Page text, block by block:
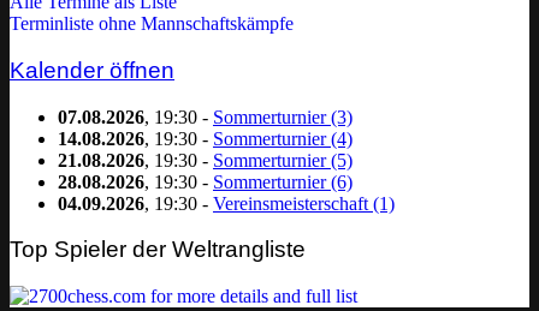
Terminliste ohne Mannschaftskämpfe
Kalender öffnen
07.08.2026, 19:30 - Sommerturnier (3)
14.08.2026, 19:30 - Sommerturnier (4)
21.08.2026, 19:30 - Sommerturnier (5)
28.08.2026, 19:30 - Sommerturnier (6)
04.09.2026, 19:30 - Vereinsmeisterschaft (1)
Top Spieler der Weltrangliste